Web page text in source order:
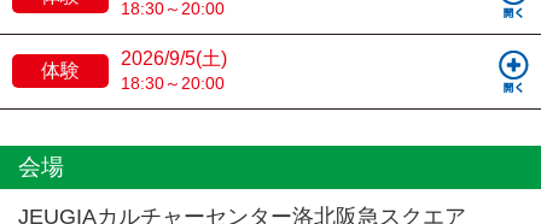
18:30～20:00
体験
2026/9/5(土)
18:30～20:00
会場
JEUGIAカルチャーセンター洛北阪急スクエア